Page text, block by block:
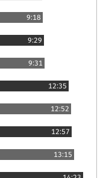
9:18
9:29
9:31
12:35
12:52
12:57
13:15